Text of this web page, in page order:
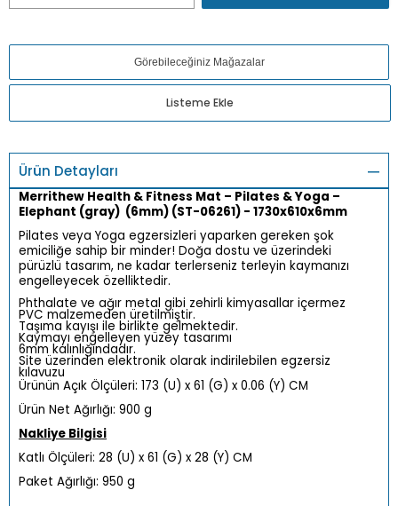
Görebileceğiniz Mağazalar
Listeme Ekle
Ürün Detayları
Merrithew Health & Fitness Mat – Pilates & Yoga –
Elephant (gray) (6mm) (ST-06261) - 1730x610x6mm
Pilates veya Yoga egzersizleri yaparken gereken şok
emiciliğe sahip bir minder! Doğa dostu ve üzerindeki
pürüzlü tasarım, ne kadar terlerseniz terleyin kaymanızı
engelleyecek özelliktedir.
Phthalate ve ağır metal gibi zehirli kimyasallar içermez
PVC malzemeden üretilmiştir.
Taşıma kayışı ile birlikte gelmektedir.
Kaymayı engelleyen yüzey tasarımı
6mm kalınlığındadır.
Site üzerinden elektronik olarak indirilebilen egzersiz
kılavuzu
Ürünün Açık Ölçüleri: 173 (U) x 61 (G) x 0.06 (Y) CM
Ürün Net Ağırlığı: 900 g
Nakliye Bilgisi
Katlı Ölçüleri: 28 (U) x 61 (G) x 28 (Y) CM
Paket Ağırlığı: 950 g